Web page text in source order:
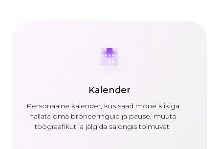
Kalender
Personaalne kalender, kus saad mõne klikiga
hallata oma broneeringuid ja pause, muuta
töögraafikut ja jälgida salongis toimuvat.